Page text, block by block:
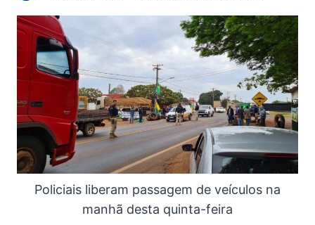
Policiais liberam passagem de veículos na
manhã desta quinta-feira